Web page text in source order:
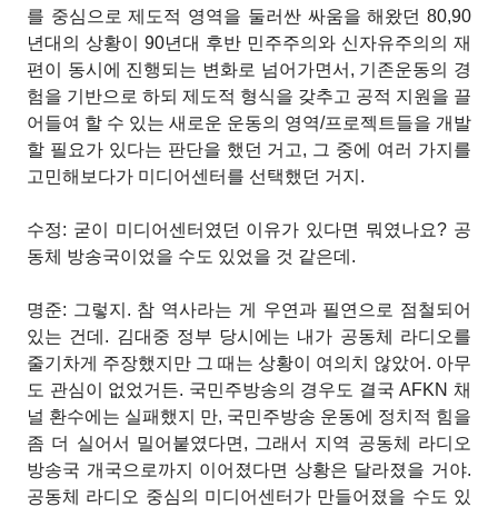
를 중심으로 제도적 영역을 둘러싼 싸움을 해왔던 80,90
년대의 상황이 90년대 후반 민주주의와 신자유주의의 재
편이 동시에 진행되는 변화로 넘어가면서, 기존운동의 경
험을 기반으로 하되 제도적 형식을 갖추고 공적 지원을 끌
어들여 할 수 있는 새로운 운동의 영역/프로젝트들을 개발
할 필요가 있다는 판단을 했던 거고, 그 중에 여러 가지를
고민해보다가 미디어센터를 선택했던 거지.
수정: 굳이 미디어센터였던 이유가 있다면 뭐였나요? 공
동체 방송국이었을 수도 있었을 것 같은데.
명준: 그렇지. 참 역사라는 게 우연과 필연으로 점철되어
있는 건데. 김대중 정부 당시에는 내가 공동체 라디오를
줄기차게 주장했지만 그 때는 상황이 여의치 않았어. 아무
도 관심이 없었거든. 국민주방송의 경우도 결국 AFKN 채
널 환수에는 실패했지
만, 국민주방송 운동에 정치적 힘을
좀 더 실어서 밀어붙였다면, 그래서 지역 공동체 라디오
방송국 개국으로까지 이어졌다면 상황은 달라졌을 거야.
공동체 라디오 중심의 미디어센터가 만들어졌을 수도 있